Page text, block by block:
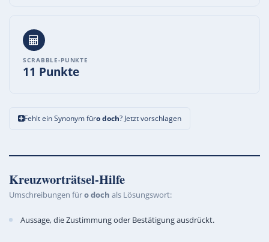
SCRABBLE-PUNKTE
11 Punkte
Fehlt ein Synonym füro doch? Jetzt vorschlagen
Kreuzworträtsel-Hilfe
Umschreibungen füro doch als Lösungswort:
Aussage, die Zustimmung oder Bestätigung ausdrückt.